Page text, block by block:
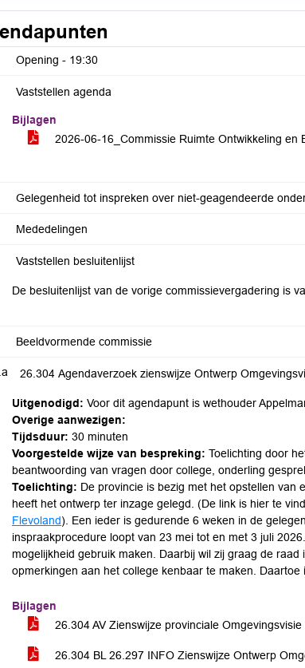
Opening - 19:30
Vaststellen agenda
Bijlagen
2026-06-16_Commissie Ruimte Ontwikkeling en
Gelegenheid tot inspreken over niet-geagendeerde
Mededelingen
Vaststellen besluitenlijst
De besluitenlijst van de vorige commissievergadering is
Beeldvormende commissie
26.304 Agendaverzoek zienswijze Ontwerp
Uitgenodigd: Voor dit agendapunt is wethouder
Overige aanwezigen:
Tijdsduur: 30 minuten
Voorgestelde wijze van bespreking: Toelichting door
beantwoording van vragen door college, onderling
Toelichting: De provincie is bezig met het opstellen van
heeft het ontwerp ter inzage gelegd. (De link is hier te
Flevoland). Een ieder is gedurende 6 weken in de
inspraakprocedure loopt van 23 mei tot en met 3 juli
mogelijkheid gebruik maken. Daarbij wil zij graag de
opmerkingen aan het college kenbaar te maken. Daartoe
Bijlagen
26.304 AV Zienswijze provinciale Omgevingsvisie
26.304 BL 26.297 INFO Zienswijze Ontwerp